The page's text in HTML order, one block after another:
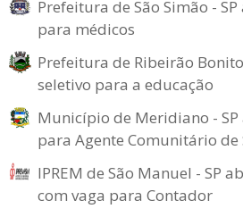
Prefeitura de São Simão -
para médicos
Prefeitura de Ribeirão
seletivo para a educação
Município de Meridiano -
para Agente Comunitário de
IPREM de São Manuel - SP
com vaga para Contador